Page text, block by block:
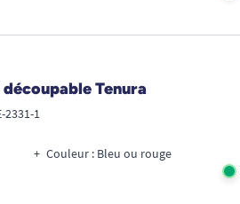
Tenura
2331-1
Couleur : Bleu ou rouge